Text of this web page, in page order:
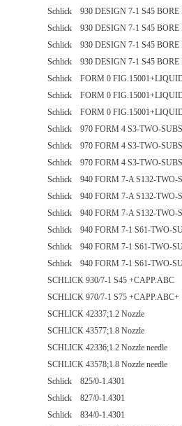
Schlick 930 DESIGN 7-1 S45
Schlick 930 DESIGN 7-1 S45
Schlick 930 DESIGN 7-1 S45
Schlick 930 DESIGN 7-1 S45
Schlick FORM 0
Schlick FORM 0
Schlick FORM 0
Schlick 970 FORM 4 S3-TWO-
Schlick 970 FORM 4 S3-TWO-
Schlick 970 FORM 4 S3-TWO-
Schlick 940 FORM 7-A S132-TWO-
Schlick 940 FORM 7-A S132-TWO-
Schlick 940 FORM 7-A S132-TWO-
Schlick 940 FORM 7-1 S61-TWO-
Schlick 940 FORM 7-1 S61-TWO-
Schlick 940 FORM 7-1 S61-TWO-
SCHLICK 930/7-1 S45 +CAPP.ABC
SCHLICK 970/7-1 S75 +CAPP.ABC+
SCHLICK 42337;1.2 Nozzle
SCHLICK 43577;1.8 Nozzle
SCHLICK 42336;1.2 Nozzle needle
SCHLICK 43578;1.8 Nozzle needle
Schlick 825/0-1.4301
Schlick 827/0-1.4301
Schlick 834/0-1.4301